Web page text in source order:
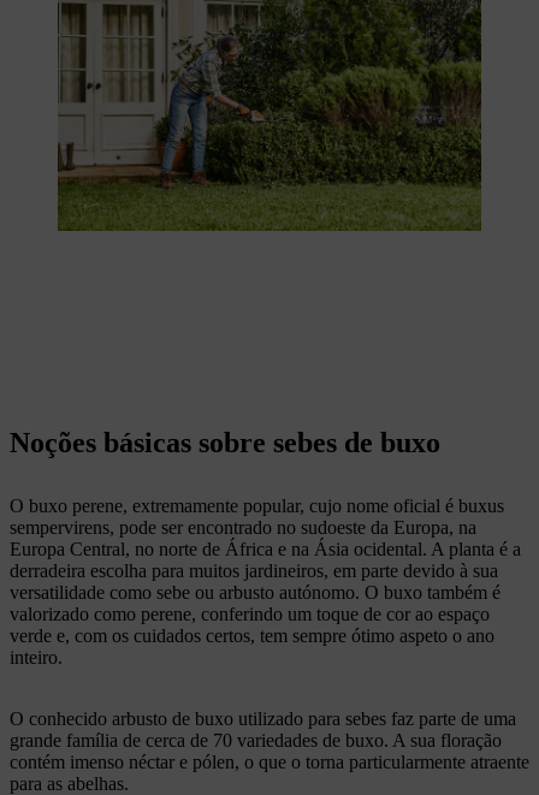
Noções básicas sobre sebes de buxo
O buxo perene, extremamente popular, cujo nome oficial é buxus
sempervirens, pode ser encontrado no sudoeste da Europa, na
Europa Central, no norte de África e na Ásia ocidental. A planta é a
derradeira escolha para muitos jardineiros, em parte devido à sua
versatilidade como sebe ou arbusto autónomo. O buxo também é
valorizado como perene, conferindo um toque de cor ao espaço
verde e, com os cuidados certos, tem sempre ótimo aspeto o ano
inteiro.
O conhecido arbusto de buxo utilizado para sebes faz parte de uma
grande família de cerca de 70 variedades de buxo. A sua floração
contém imenso néctar e pólen, o que o torna particularmente atraente
para as abelhas.